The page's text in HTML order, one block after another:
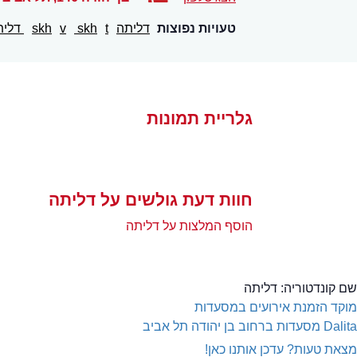
טעויות נפוצות דליתה skh v skh t
גלריית תמונות
חוות דעת גולשים על דליתה
הוסף המלצות על דליתה
שם קונדטוריה: דליתה
מוקד הזמנת אירועים במסעדות
Dalita מסעדות ברחוב בן יהודה תל אביב
מצאת טעות? עדכן אותנו כאן!